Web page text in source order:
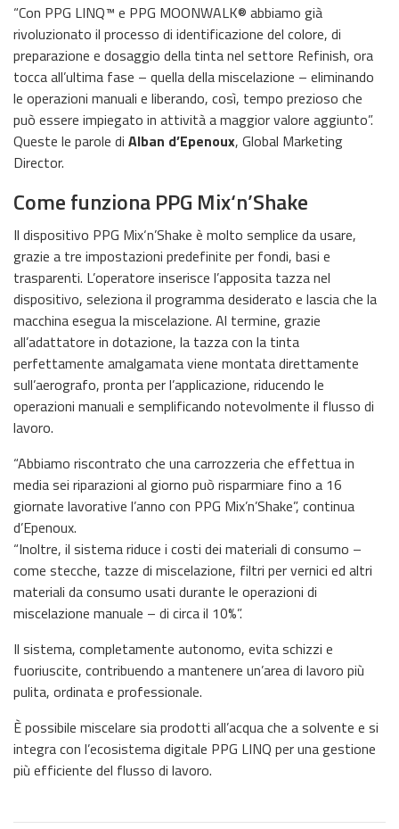
“Con PPG LINQ™ e PPG MOONWALK® abbiamo già
rivoluzionato il processo di identificazione del colore, di
preparazione e dosaggio della tinta nel settore Refinish, ora
tocca all’ultima fase – quella della miscelazione – eliminando
le operazioni manuali e liberando, così, tempo prezioso che
può essere impiegato in attività a maggior valore aggiunto”.
Queste le parole di Alban d’Epenoux, Global Marketing
Director.
Come funziona PPG Mix‘n’Shake
Il dispositivo PPG Mix‘n’Shake è molto semplice da usare,
grazie a tre impostazioni predefinite per fondi, basi e
trasparenti. L’operatore inserisce l’apposita tazza nel
dispositivo, seleziona il programma desiderato e lascia che la
macchina esegua la miscelazione. Al termine, grazie
all’adattatore in dotazione, la tazza con la tinta
perfettamente amalgamata viene montata direttamente
sull’aerografo, pronta per l’applicazione, riducendo le
operazioni manuali e semplificando notevolmente il flusso di
lavoro.
“Abbiamo riscontrato che una carrozzeria che effettua in
media sei riparazioni al giorno può risparmiare fino a 16
giornate lavorative l’anno con PPG Mix’n’Shake”, continua
d’Epenoux.
“Inoltre, il sistema riduce i costi dei materiali di consumo –
come stecche, tazze di miscelazione, filtri per vernici ed altri
materiali da consumo usati durante le operazioni di
miscelazione manuale – di circa il 10%”.
Il sistema, completamente autonomo, evita schizzi e
fuoriuscite, contribuendo a mantenere un’area di lavoro più
pulita, ordinata e professionale.
È possibile miscelare sia prodotti all’acqua che a solvente e si
integra con l’ecosistema digitale PPG LINQ per una gestione
più efficiente del flusso di lavoro.